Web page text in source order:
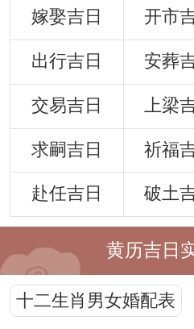
嫁娶吉日 开市
出行吉日 安葬
交易吉日 上梁
求嗣吉日 祈福
赴任吉日 破土
黄历吉日
十二生肖男女婚配表